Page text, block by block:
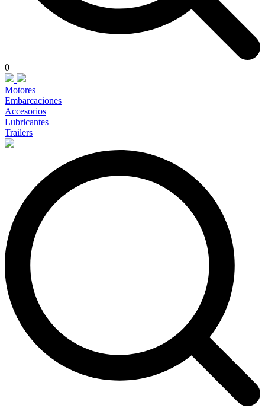
0
Motores
Embarcaciones
Accesorios
Lubricantes
Trailers